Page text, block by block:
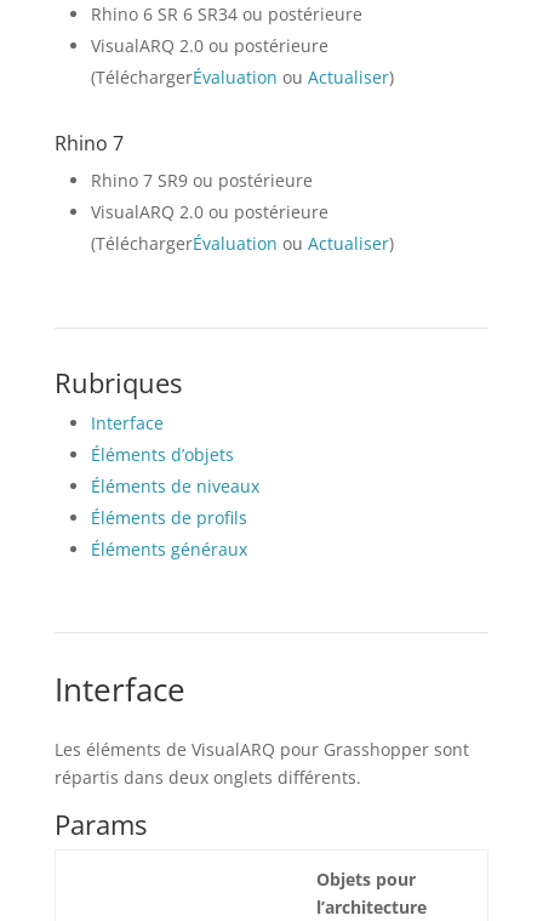
Rhino 6 SR 6 SR34 ou postérieure
VisualARQ 2.0 ou postérieure
(TéléchargerÉvaluation ou Actualiser)
Rhino 7
Rhino 7 SR9 ou postérieure
VisualARQ 2.0 ou postérieure
(TéléchargerÉvaluation ou Actualiser)
Rubriques
Interface
Éléments d’objets
Éléments de niveaux
Éléments de profils
Éléments généraux
Interface
Les éléments de VisualARQ pour Grasshopper sont
répartis dans deux onglets différents.
Params
Objets pour
l’architecture